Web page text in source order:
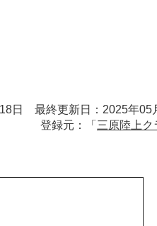
日 最終更新日：2025年05
登録元：「 三原陸上ク